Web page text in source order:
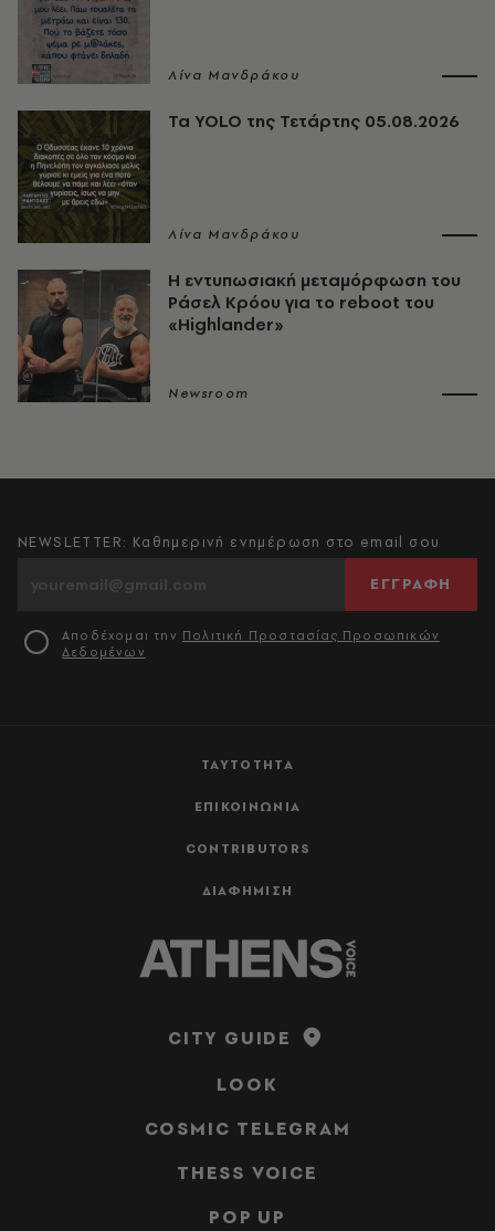
Λίνα Μανδράκου
Τα YOLO της Τετάρτης 05.08.2026
Λίνα Μανδράκου
Η εντυπωσιακή μεταμόρφωση του
Ράσελ Κρόου για το reboot του
«Highlander»
Newsroom
ΤΑΥΤΟΤΗΤΑ
ΕΠΙΚΟΙΝΩΝΙΑ
CONTRIBUTORS
ΔΙΑΦΗΜΙΣΗ
NEWSLETTER: Καθημερινή ενημέρωση στο email σου
ΕΓΓΡΑΦΗ
Αποδέχομαι την Πολιτική Προστασίας Προσωπικών
Δεδομένων
CITY GUIDE
LOOK
COSMIC TELEGRAM
THESS VOICE
POP UP